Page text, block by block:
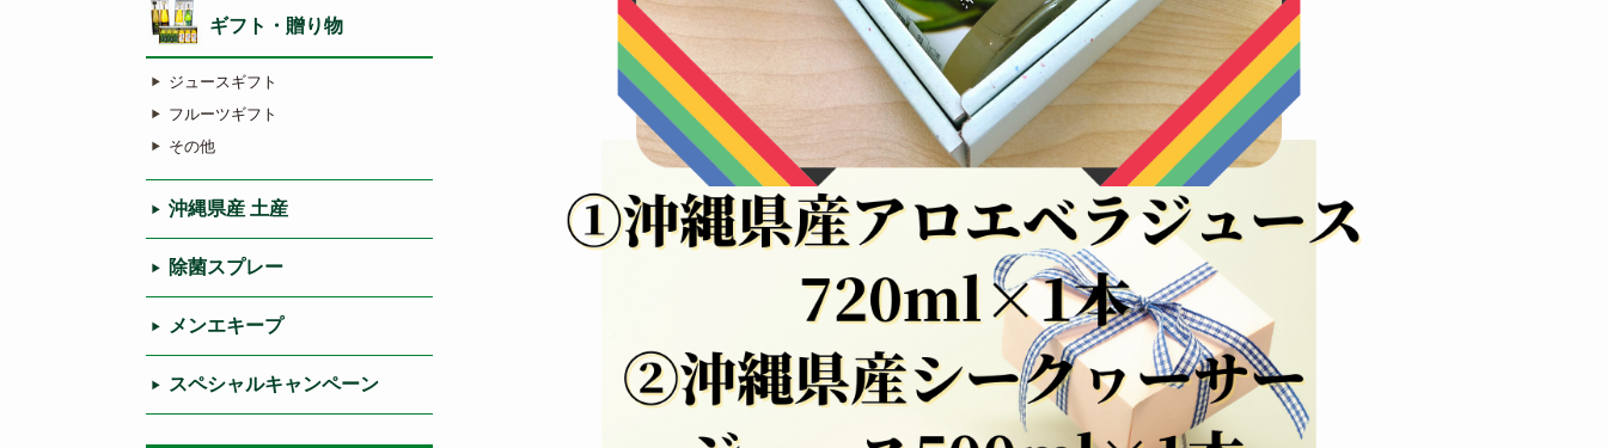
ギフト・贈り物
ジュースギフト
フルーツギフト
その他
沖縄県産 土産
除菌スプレー
メンエキープ
スペシャルキャンペーン